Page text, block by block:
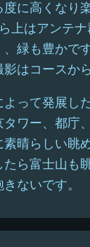
に高くなり
上はアンテ
緑も豊かで
はコースか
って発展し
ワー、都庁
晴らしい眺
ら富士山も
ないです。